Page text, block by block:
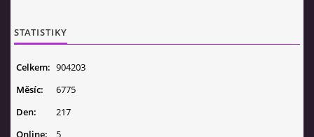
STATISTIKY
Online: 5
Celkem: 904203
Měsíc:
6775
Den:
217